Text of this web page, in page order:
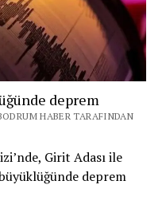
deprem
HABER TARAFINDAN
Girit Adası ile
deprem